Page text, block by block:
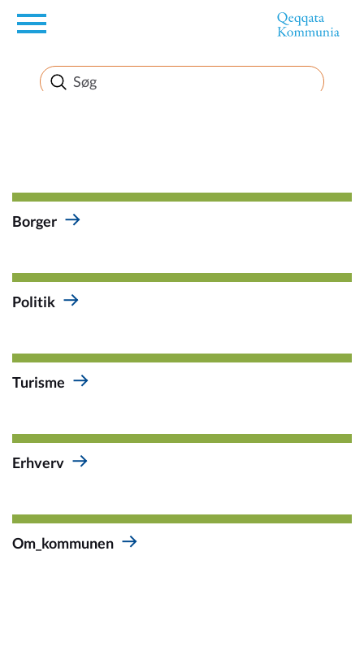
en
Borger
Politik
Borger
Politik
Turisme
Erhverv
Om_kommunen